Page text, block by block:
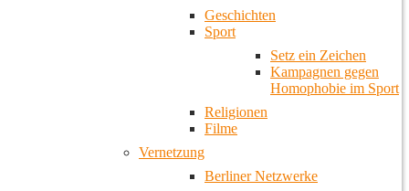
Geschichten
Sport
Setz ein Zeichen
Kampagnen gegen
Homophobie im Sport
Religionen
Filme
Vernetzung
Berliner Netzwerke